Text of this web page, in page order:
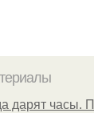
дарят часы.